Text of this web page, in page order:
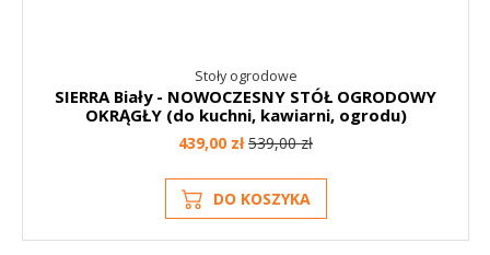
Stoły ogrodowe
SIERRA Biały - NOWOCZESNY STÓŁ OGRODOWY
OKRĄGŁY (do kuchni, kawiarni, ogrodu)
439,00 zł539,00 zł
DO KOSZYKA